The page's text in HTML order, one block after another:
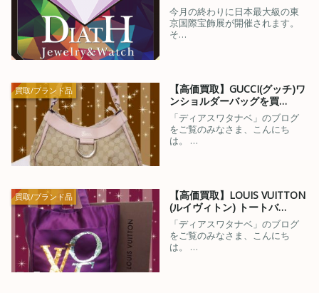
今月の終わりに日本最大級の東
京国際宝飾展が開催されます。
そ…
買取/ブランド品
【高価買取】GUCCI(グッチ)ワ
ンショルダーバッグを買…
「ディアスワタナベ」のブログ
をご覧のみなさま、こんにち
は。 …
買取/ブランド品
【高価買取】LOUIS VUITTON
(ルイヴィトン) トートバ…
「ディアスワタナベ」のブログ
をご覧のみなさま、こんにち
は。 …